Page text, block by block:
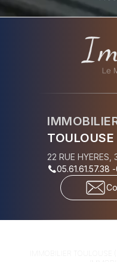
TOULOUSE
22 RUE HYERES
05.61.61.57.38 -